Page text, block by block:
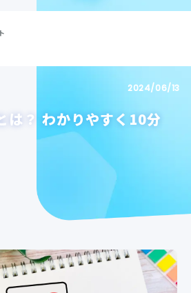
2024/06/13
は？ わかりやすく10分